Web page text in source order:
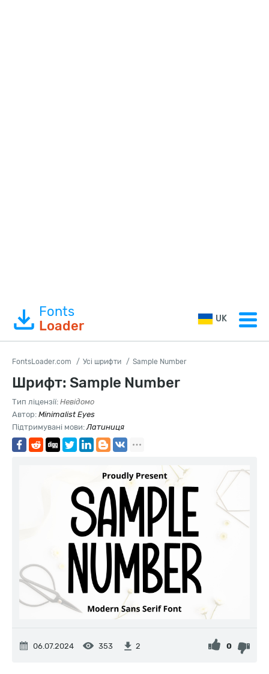
Fonts
Loader
UK
FontsLoader.com Усі шрифти Sample Number
Шрифт: Sample Number
Тип ліцензії: Невідомо
Автор: Minimalist Eyes
Підтримувані мови:Латиниця
06.07.2024 353 2 0